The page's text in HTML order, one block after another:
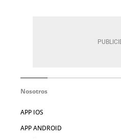
Nosotros
APP IOS
APP ANDROID